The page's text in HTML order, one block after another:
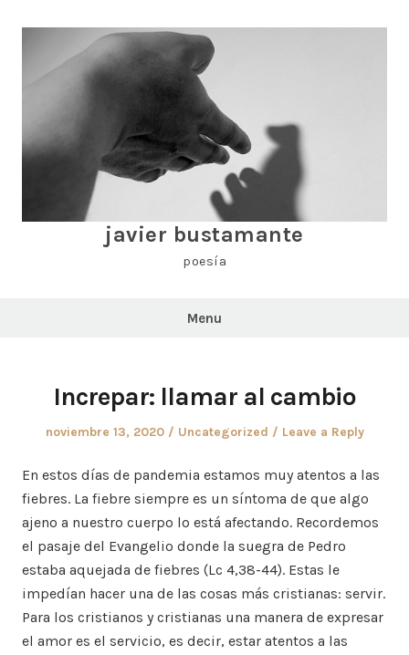
javier bustamante
poesía
Menu
Increpar: llamar al cambio
Posted
noviembre 13, 2020
Posted
Uncategorized Leave a Reply
En estos días de pandemia estamos muy atentos a las
fiebres. La fiebre siempre es un síntoma de que algo
ajeno a nuestro cuerpo lo está afectando. Recordemos
el pasaje del Evangelio donde la suegra de Pedro
estaba aquejada de fiebres (Lc 4,38-44). Estas le
impedían hacer una de las cosas más cristianas: servir.
Para los cristianos y cristianas una manera de expresar
el amor es el servicio, es decir, estar atentos a las